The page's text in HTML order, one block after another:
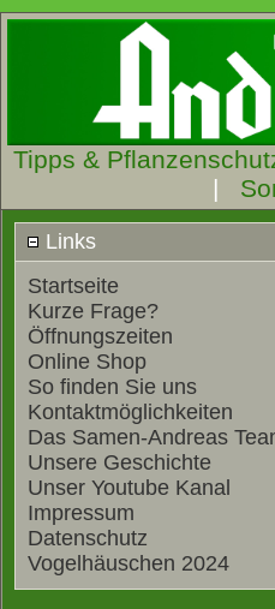
Tipps &
|
Links
Startseite
Kurze Frage?
Öffnungszeiten
Online Shop
So finden Sie uns
Kontaktmöglichkeiten
Das Samen-Andreas
Unsere Geschichte
Unser Youtube Kanal
Impressum
Datenschutz
Vogelhäuschen 2024